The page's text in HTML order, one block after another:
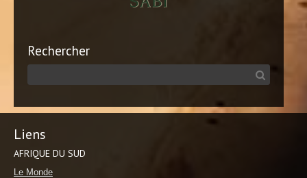
Rechercher
Liens
AFRIQUE DU SUD
Le Monde